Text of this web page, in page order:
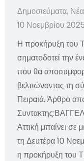
Δημοσιεύματα, Νέα
10 Νοεμβρίου 2025
Η προκήρυξη του
σηματοδοτεί την
που θα
βελτιώνοντας τη
Πειραιά. Άρθρο
Αττική μπαίνει
τη Δευτέρα 10
η προκήρυξη του